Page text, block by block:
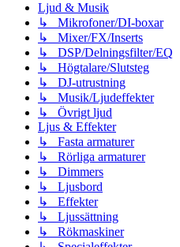
Ljud & Musik
↳ Mikrofoner/DI-boxar
↳ Mixer/FX/Inserts
↳ DSP/Delningsfilter/EQ
↳ Högtalare/Slutsteg
↳ DJ-utrustning
↳ Musik/Ljudeffekter
↳ Övrigt ljud
Ljus & Effekter
↳ Fasta armaturer
↳ Rörliga armaturer
↳ Dimmers
↳ Ljusbord
↳ Effekter
↳ Ljussättning
↳ Rökmaskiner